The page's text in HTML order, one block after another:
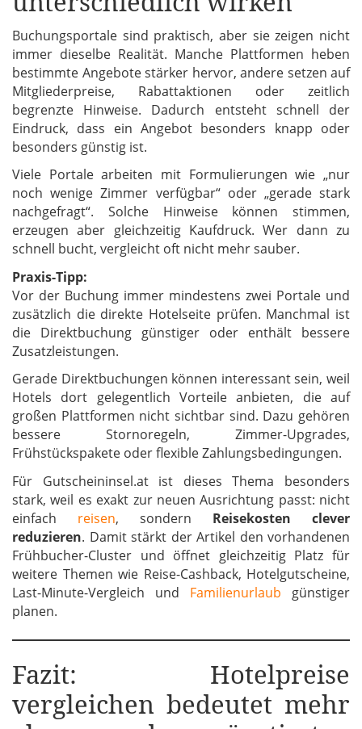
Buchungsportale sind praktisch, aber sie zeigen nicht
immer dieselbe Realität. Manche Plattformen heben
bestimmte Angebote stärker hervor, andere setzen auf
Mitgliederpreise, Rabattaktionen oder zeitlich
begrenzte Hinweise. Dadurch entsteht schnell der
Eindruck, dass ein Angebot besonders knapp oder
besonders günstig ist.
Viele Portale arbeiten mit Formulierungen wie „nur
noch wenige Zimmer verfügbar“ oder „gerade stark
nachgefragt“. Solche Hinweise können stimmen,
erzeugen aber gleichzeitig Kaufdruck. Wer dann zu
schnell bucht, vergleicht oft nicht mehr sauber.
Praxis-Tipp:
Vor der Buchung immer mindestens zwei Portale und
zusätzlich die direkte Hotelseite prüfen. Manchmal ist
die Direktbuchung günstiger oder enthält bessere
Zusatzleistungen.
Gerade Direktbuchungen können interessant sein, weil
Hotels dort gelegentlich Vorteile anbieten, die auf
großen Plattformen nicht sichtbar sind. Dazu gehören
bessere Stornoregeln, Zimmer-Upgrades,
Frühstückspakete oder flexible Zahlungsbedingungen.
Für Gutscheininsel.at ist dieses Thema besonders
stark, weil es exakt zur neuen Ausrichtung passt: nicht
einfach reisen, sondern Reisekosten clever
reduzieren. Damit stärkt der Artikel den vorhandenen
Frühbucher-Cluster und öffnet gleichzeitig Platz für
weitere Themen wie Reise-Cashback, Hotelgutscheine,
Last-Minute-Vergleich und Familienurlaub günstiger
planen.
Fazit: Hotelpreise
vergleichen bedeutet mehr